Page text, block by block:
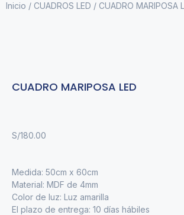
Inicio / CUADROS LED / CUADRO MARIPOSA
CUADRO MARIPOSA LED
S/180.00
Medida: 50cm x 60cm
Material: MDF de 4mm
Color de luz: Luz amarilla
El plazo de entrega: 10 días hábiles